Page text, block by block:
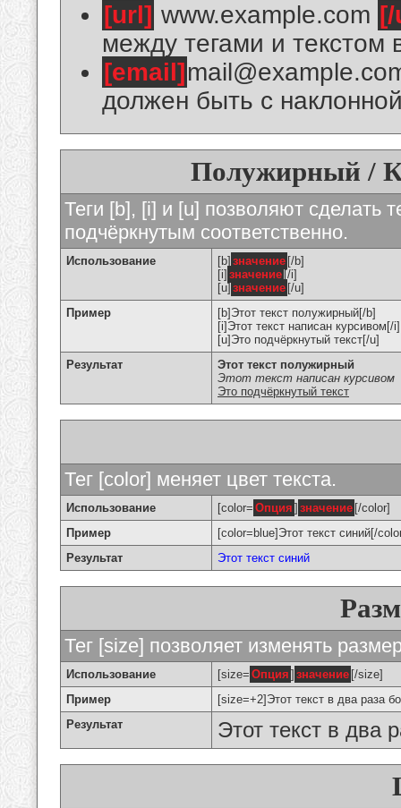
[url] www.example.com
между тегами и текстом
[email]
должен быть с
Полужирный /
Теги [b], [i] и [u] позволяют сделать
подчёркнутым соответственно.
Использование [b] значение [/b]
[i] значение [/i]
[u] значение [/u]
Пример
[b]Этот текст полужирный[/b]
[i]Этот текст написан курсивом[/i]
[u]Это подчёркнутый текст[/u]
Результат
Этот текст полужирный
Этот текст написан курсивом
Это подчёркнутый текст
Тег [color] меняет цвет текста.
Использование [color= Опция ] значение [/color]
Пример
[color=blue]Этот текст синий[/
Результат
Этот текст синий
Тег [size] позволяет изменять
Использование [size= Опция ] значение [/size]
Пример
[size=+2]Этот текст в два раза
Результат
Этот текст в два